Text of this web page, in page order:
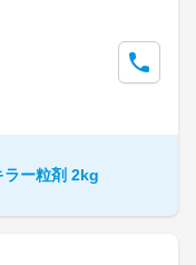
ラー粒剤 2kg